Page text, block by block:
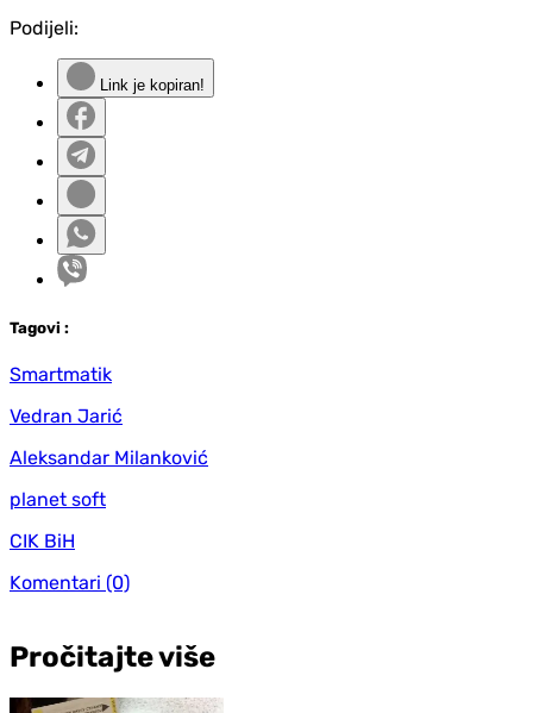
Podijeli:
Link je kopiran!
Tagovi :
Smartmatik
Vedran Jarić
Aleksandar Milanković
planet soft
CIK BiH
Komentari (0)
Pročitajte više